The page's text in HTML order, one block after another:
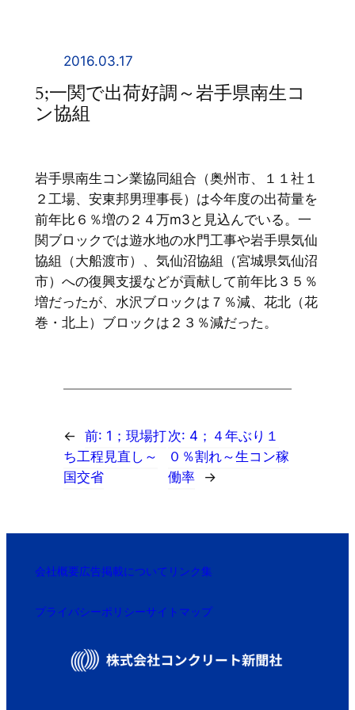
2016.03.17
5;一関で出荷好調～岩手県南生コ
ン協組
岩手県南生コン業協同組合（奥州市、１１社１
２工場、安東邦男理事長）は今年度の出荷量を
前年比６％増の２４万m3と見込んでいる。一
関ブロックでは遊水地の水門工事や岩手県気仙
協組（大船渡市）、気仙沼協組（宮城県気仙沼
市）への復興支援などが貢献して前年比３５％
増だったが、水沢ブロックは７％減、花北（花
巻・北上）ブロックは２３％減だった。
← 前: 1；現場打
ち工程見直し～
国交省
次: 4；４年ぶり１
０％割れ～生コン稼
働率
→
会社概要広告掲載について リンク集
プライバシーポリシーサイトマップ